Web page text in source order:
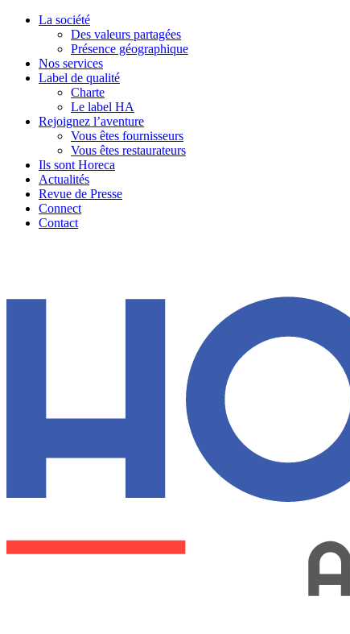
La société
Des valeurs partagées
Présence géographique
Nos services
Label de qualité
Charte
Le label HA
Rejoignez l’aventure
Vous êtes fournisseurs
Vous êtes restaurateurs
Ils sont Horeca
Actualités
Revue de Presse
Connect
Contact